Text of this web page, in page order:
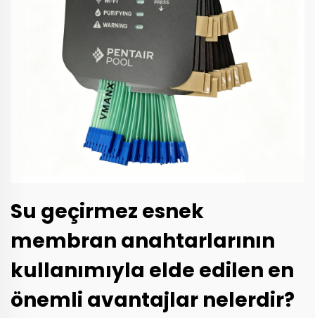
Su geçirmez esnek
membran anahtarlarının
kullanımıyla elde edilen en
önemli avantajlar nelerdir?